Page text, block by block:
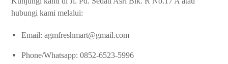
hubungi kami melalui:
Email: agmfreshmart@gmail.com
Phone/Whatsapp: 0852-6523-5996